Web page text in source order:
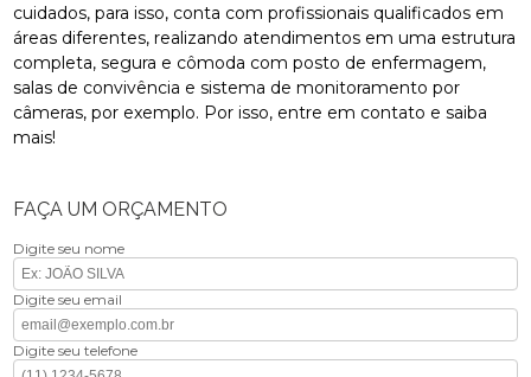
cuidados, para isso, conta com profissionais qualificados em
áreas diferentes, realizando atendimentos em uma estrutura
completa, segura e cômoda com posto de enfermagem,
salas de convivência e sistema de monitoramento por
câmeras, por exemplo. Por isso, entre em contato e saiba
mais!
FAÇA UM ORÇAMENTO
Digite seu nome
Digite seu email
Digite seu telefone